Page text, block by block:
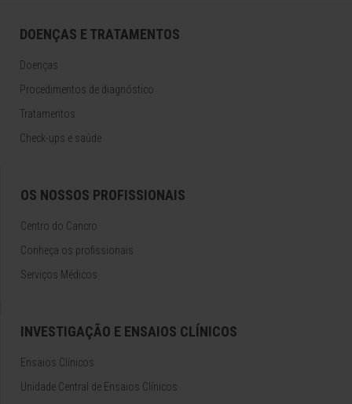
DOENÇAS E TRATAMENTOS
Doenças
Procedimentos de diagnóstico
Tratamentos
Check-ups e saúde
OS NOSSOS PROFISSIONAIS
Centro do Cancro
Conheça os profissionais
Serviços Médicos
INVESTIGAÇÃO E ENSAIOS CLÍNICOS
Ensaios Clínicos
Unidade Central de Ensaios Clínicos